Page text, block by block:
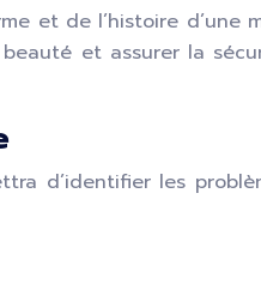
et de l’histoire d’une
et assurer la
d’identifier les